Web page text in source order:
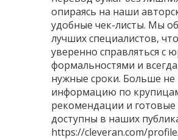
опираясь на наши
удобные чек-листы. Мы
лучших специалистов,
уверенно справляться с
формальностями и
нужные сроки. Больше не
информацию по
рекомендации и
доступны в наших
https://cleveran.com/